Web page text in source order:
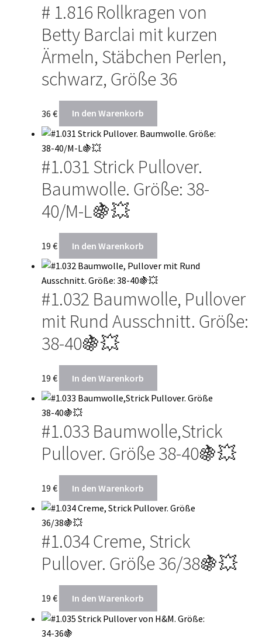
# 1.816 Rollkragen von
Betty Barclai mit kurzen
Ärmeln, Stäbchen Perlen,
schwarz, Größe 36
36 € In den Warenkorb
#1.031 Strick Pullover.
Baumwolle. Größe: 38-
40/M-L🍇💥
19 € In den Warenkorb
#1.032 Baumwolle, Pullover
mit Rund Ausschnitt. Größe:
38-40🍇💥
19 € In den Warenkorb
#1.033 Baumwolle,Strick
Pullover. Größe 38-40🍇💥
19 € In den Warenkorb
#1.034 Creme, Strick
Pullover. Größe 36/38🍇💥
19 € In den Warenkorb